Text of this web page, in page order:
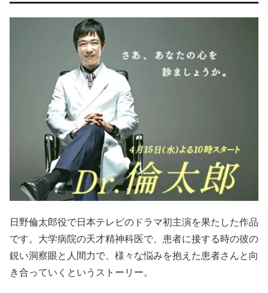
日野倫太郎役で日本テレビのドラマ初主演を果たした作品
です。大学病院の天才精神科医で、患者に接する時の彼の
鋭い洞察眼と人間力で、様々な悩みを抱えた患者さんと向
き合っていくというストーリー。